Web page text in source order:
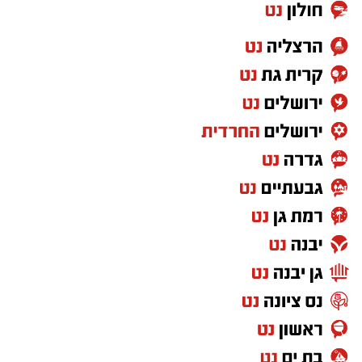
אותם אנשים שיודעים להתייצב כשקוראים להם,
במשמעת, באחדות ובנחישות, ולבצע משימות למען
מטרה שהם מאמינים בה מוכיחים בפועל שיש להם
את כל היכולות הנדרשות להשתלבות במסגרת
צבאית.
לכן, הטענה ש"חרדים לא מתאימים לצבא" פשוט
לא מתיישבת עם המציאות שנראית לעין.
ועזבו לרגע את דעתי האישית, שמי שלא תורם
למדינה לא יכול לצפות ליהנות מכל הזכויות שהיא
מעניקה. ולא חסרות דרכים לתרום למדינה שבה
אתה חי, מגדל את ילדיך וישן בביטחון מדי לילה.
אבל מעבר לשאלת השוויון בנטל, אני שואלת את
עצמי איזה מסר אנחנו מעבירים לילדים שלנו,